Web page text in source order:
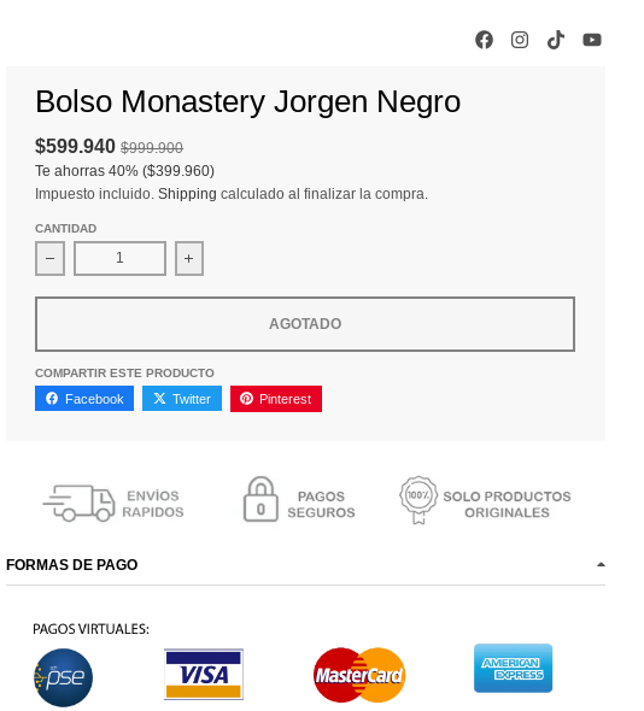
Bolso Monastery Jorgen Negro
$599.940$999.900
Te ahorras 40% ($399.960)
Impuesto incluido.Shipping calculado al finalizar la compra.
CANTIDAD
Disminuir cantidad para Bolso Monastery Jorgen Negro
Aumentar la cantidad para Bolso Monastery Jorgen Negro
AGOTADO
COMPARTIR ESTE PRODUCTO
Facebook Twitter Pinterest
FORMAS DE PAGO